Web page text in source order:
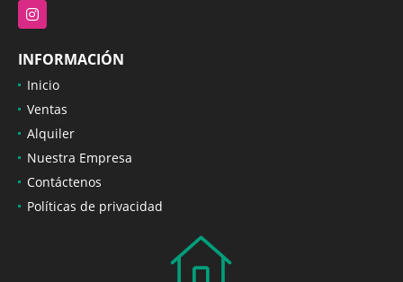
Instagram
INFORMACIÓN
Inicio
Ventas
Alquiler
Nuestra Empresa
Contáctenos
Políticas de privacidad